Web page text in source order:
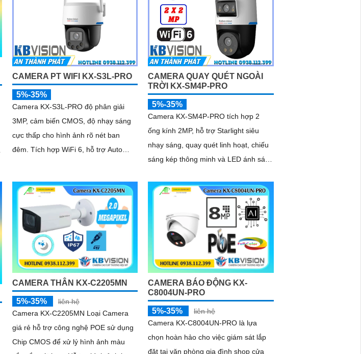
CAMERA PT WIFI KX-S3L-PRO
5%-35%
Camera KX-S3L-PRO độ phân giải
3MP, cảm biến CMOS, độ nhạy sáng
cực thấp cho hình ảnh rõ nét ban
đêm. Tích hợp WiFi 6, hỗ trợ Auto
hú, đèn chớp
CAMERA QUAY QUÉT NGOÀI
TRỜI KX-SM4P-PRO
5%-35%
Camera KX-SM4P-PRO tích hợp 2
ống kính 2MP, hỗ trợ Starlight siêu
nhạy sáng, quay quét linh hoạt, chiếu
sáng kép thông minh và LED ánh sáng
cảm biến lớn tối ưu hình ảnh ban đêm
CAMERA THÂN KX-C2205MN
5%-35%
liên hệ
Camera KX-C2205MN Loại Camera
giá rẻ hỗ trợ công nghệ POE sử dụng
Chip CMOS để xử lý hình ảnh màu
CAMERA BÁO ĐỘNG KX-
C8004UN-PRO
5%-35%
liên hệ
Camera KX-C8004UN-PRO là lựa
chọn hoàn hảo cho việc giám sát lắp
đặt tại văn phòng gia đình shop cửa